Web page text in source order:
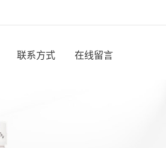
联系方式 在线留言